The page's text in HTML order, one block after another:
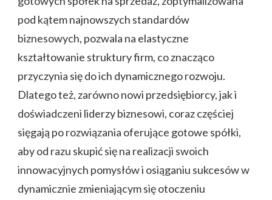
pod kątem najnowszych standardów
biznesowych, pozwala na elastyczne
kształtowanie struktury firm, co znacząco
przyczynia się do ich dynamicznego rozwoju.
Dlatego też, zarówno nowi przedsiębiorcy, jak i
doświadczeni liderzy biznesowi, coraz częściej
sięgają po rozwiązania oferujące gotowe spółki,
aby od razu skupić się na realizacji swoich
innowacyjnych pomysłów i osiąganiu sukcesów w
dynamicznie zmieniającym się otoczeniu